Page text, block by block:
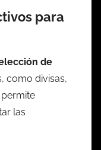
para
de
como divisas,
las